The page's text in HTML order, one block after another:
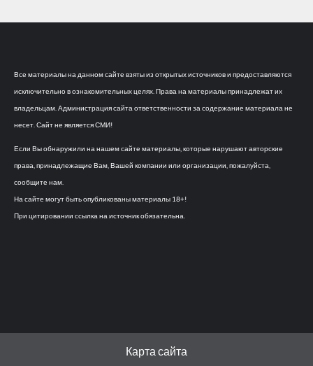
Все материалы на данном сайте взяты из открытых источников и предоставляются
исключительно в ознакомительных целях. Права на материалы принадлежат их
владельцам. Администрация сайта ответственности за содержание материала не
несет. Сайт не является СМИ!
Если Вы обнаружили на нашем сайте материалы, которые нарушают авторские
права, принадлежащие Вам, Вашей компании или организации, пожалуйста,
сообщите нам.
На сайте могут быть опубликованы материалы 18+!
При цитировании ссылка на источник обязательна.
Карта сайта